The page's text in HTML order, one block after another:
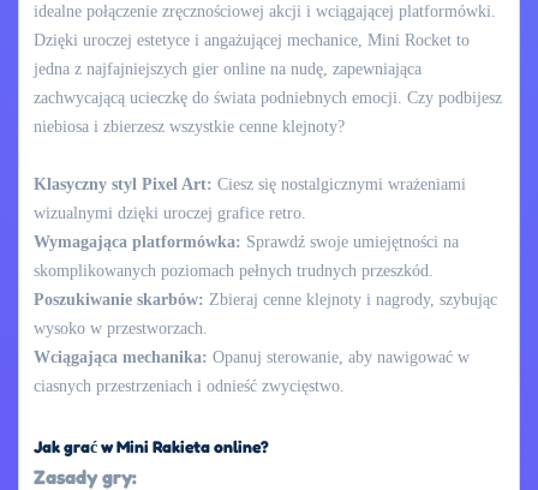
idealne połączenie zręcznościowej akcji i wciągającej platformówki.
Dzięki uroczej estetyce i angażującej mechanice, Mini Rocket to
jedna z najfajniejszych gier online na nudę, zapewniająca
zachwycającą ucieczkę do świata podniebnych emocji. Czy podbijesz
niebiosa i zbierzesz wszystkie cenne klejnoty?
Klasyczny styl Pixel Art: Ciesz się nostalgicznymi wrażeniami
wizualnymi dzięki uroczej grafice retro.
Wymagająca platformówka: Sprawdź swoje umiejętności na
skomplikowanych poziomach pełnych trudnych przeszkód.
Poszukiwanie skarbów: Zbieraj cenne klejnoty i nagrody, szybując
wysoko w przestworzach.
Wciągająca mechanika: Opanuj sterowanie, aby nawigować w
ciasnych przestrzeniach i odnieść zwycięstwo.
Jak grać w Mini Rakieta online?
Zasady gry: